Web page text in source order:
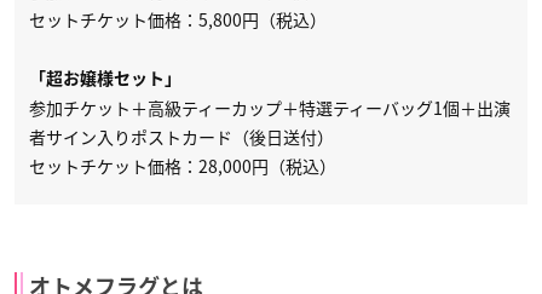
セットチケット価格：5,800円（税込）
「超お嬢様セット」
参加チケット＋高級ティーカップ＋特選ティーバッグ1個＋出演
者サイン入りポストカード（後日送付）
セットチケット価格：28,000円（税込）
オトメフラグとは